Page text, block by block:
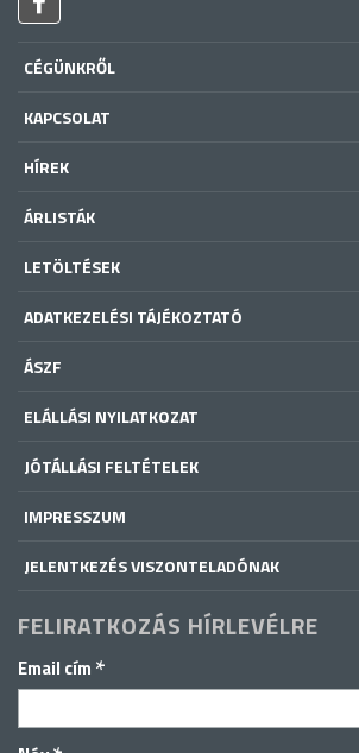
CÉGÜNKRŐL
KAPCSOLAT
HÍREK
ÁRLISTÁK
LETÖLTÉSEK
ADATKEZELÉSI TÁJÉKOZTATÓ
ÁSZF
ELÁLLÁSI NYILATKOZAT
JÓTÁLLÁSI FELTÉTELEK
IMPRESSZUM
JELENTKEZÉS VISZONTELADÓNAK
FELIRATKOZÁS HÍRLEVÉLRE
Email cím *